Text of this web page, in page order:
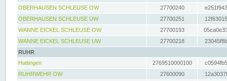
OBERHAUSEN SCHLEUSE OW
27700240
OBERHAUSEN SCHLEUSE UW
27700251
WANNE EICKEL SCHLEUSE OW
27700193
WANNE EICKEL SCHLEUSE UW
27700218
RUHR
Hattingen
2769510000100
RUHRWEHR OW
27600090